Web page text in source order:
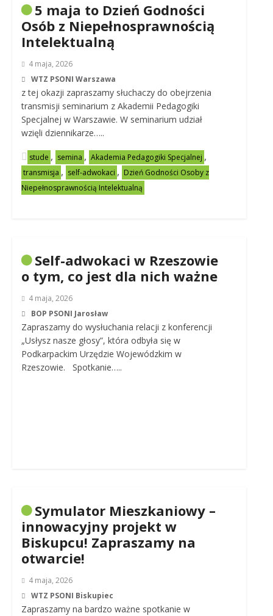
5 maja to Dzień Godności
Osób z Niepełnosprawnością
Intelektualną
4 maja, 2026
WTZ PSONI Warszawa
z tej okazji zapraszamy słuchaczy do obejrzenia
transmisji seminarium z Akademii Pedagogiki
Specjalnej w Warszawie. W seminarium udział
wzięli dziennikarze…..
stude , semina , Akademia Pedagogiki Specjalnej ,
transmisja , self-adwokaci , Dzień Godności Osoby z
Niepełnosprawnością Intelektualną
Self-adwokaci w Rzeszowie
o tym, co jest dla nich ważne
4 maja, 2026
BOP PSONI Jarosław
Zapraszamy do wysłuchania relacji z konferencji
„Usłysz nasze głosy”, która odbyła się w
Podkarpackim Urzędzie Wojewódzkim w
Rzeszowie. Spotkanie…..
Symulator Mieszkaniowy –
innowacyjny projekt w
Biskupcu! Zapraszamy na
otwarcie!
4 maja, 2026
WTZ PSONI Biskupiec
Zapraszamy na bardzo ważne spotkanie w